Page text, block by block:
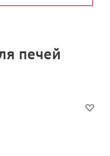
печей